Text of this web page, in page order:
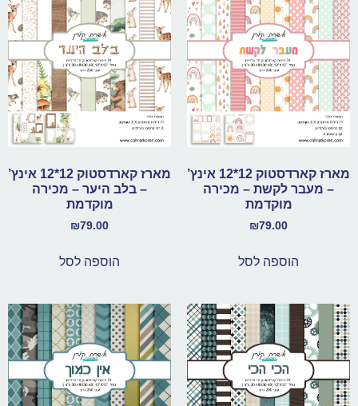
מארז קארדסטוק 12*12 אינץ’
– מעבר לקשת – מכירה
מוקדמת
₪79.00
הוספה לסל
מארז קארדסטוק 12*12 אינץ’
– בלב היער – מכירה
מוקדמת
₪79.00
הוספה לסל